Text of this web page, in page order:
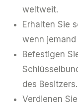
weltweit.
Erhalten Sie
wenn
Befestigen
des Besitzers.
Verdienen